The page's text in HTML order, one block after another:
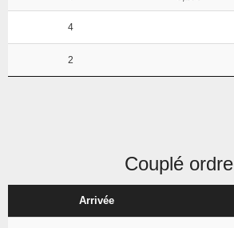
4
2
Couplé ordre
Arrivée